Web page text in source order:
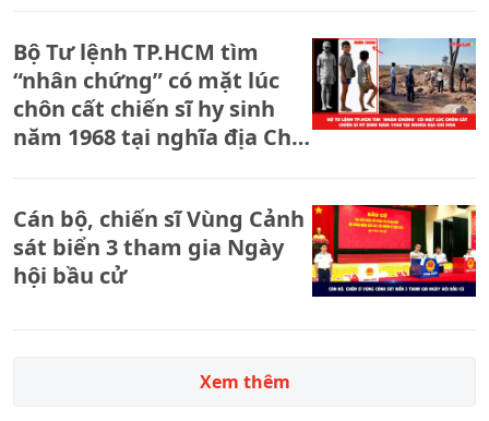
Bộ Tư lệnh TP.HCM tìm
“nhân chứng” có mặt lúc
chôn cất chiến sĩ hy sinh
năm 1968 tại nghĩa địa Chí
Cán bộ, chiến sĩ Vùng Cảnh
sát biển 3 tham gia Ngày
hội bầu cử
Xem thêm